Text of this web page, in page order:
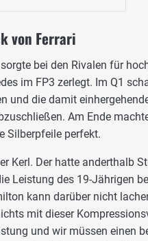
von Ferrari
sorgte bei den Rivalen für
im FP3 zerlegt. Im Q1
und die damit
Am Ende
Silberpfeile perfekt.
Kerl. Der hatte anderthalb
Leistung des 19-Jährigen
kann darüber nicht
mit dieser
und wir müssen einen